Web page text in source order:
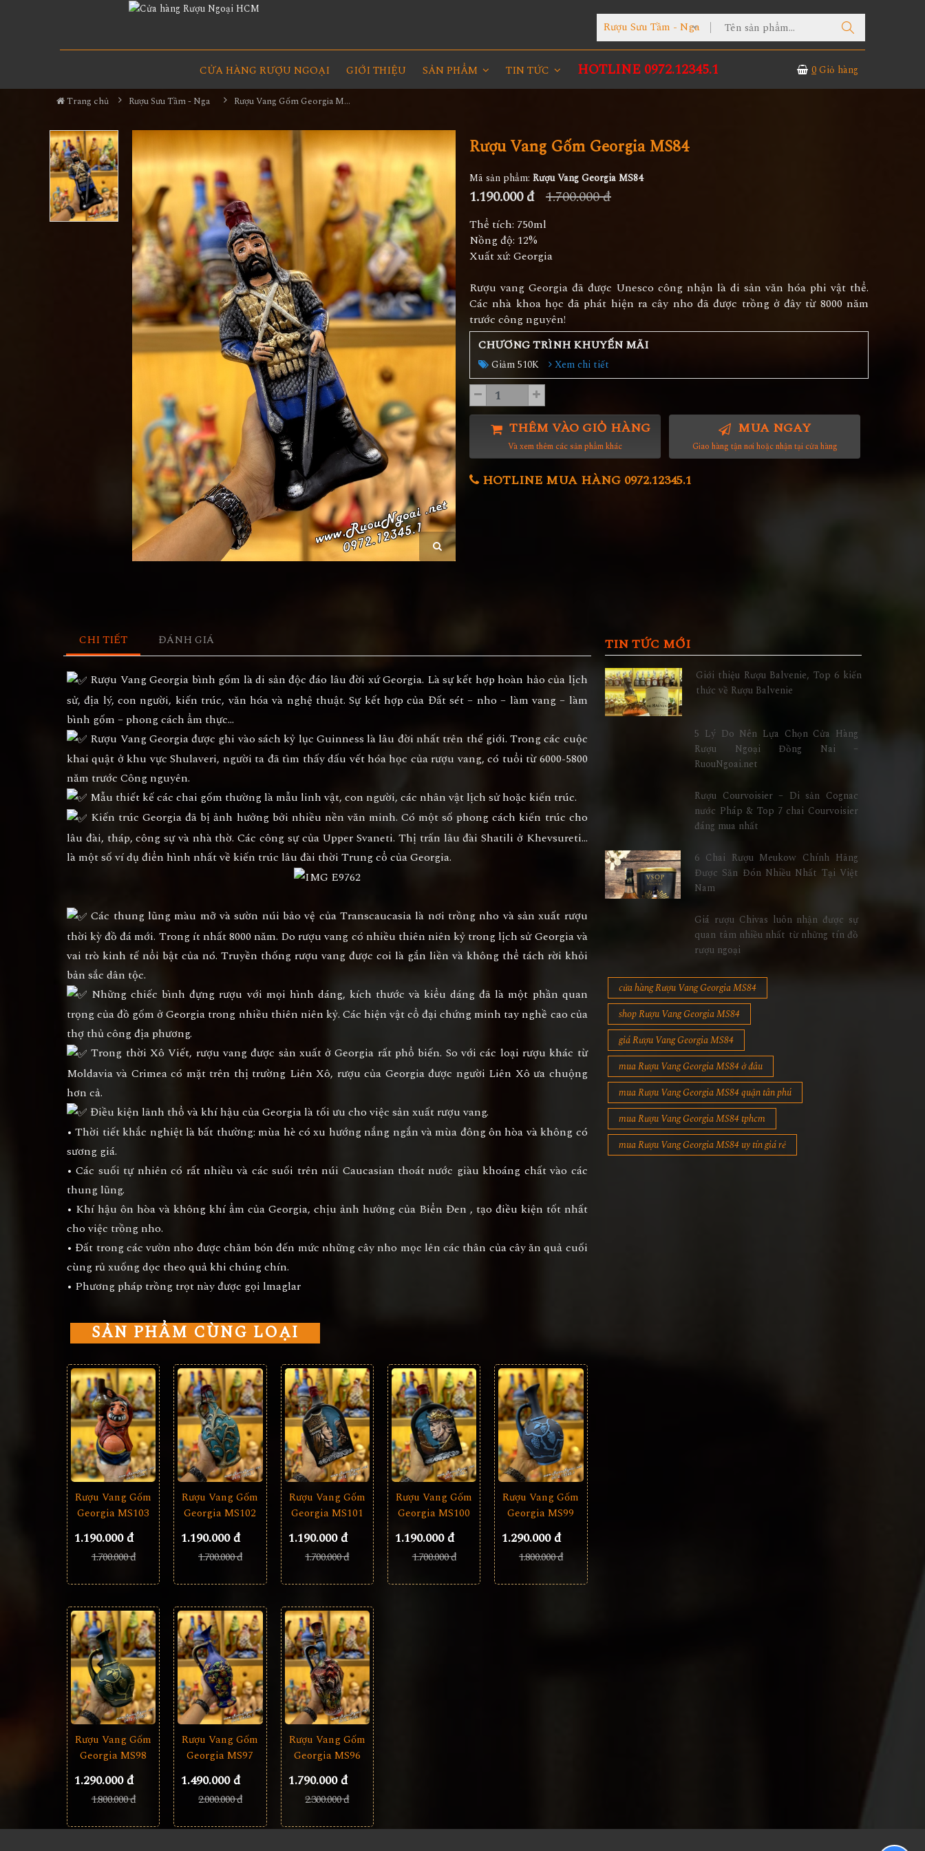
Rượu Sưu Tầm - Nga
CỬA HÀNG RƯỢU NGOẠI GIỚI THIỆU SẢN PHẨM TIN TỨC HOTLINE 0972.12345.1 0Giỏ hàng
Trang chủ Rượu Sưu Tầm - Nga Rượu Vang Gốm Georgia MS84
Rượu Vang Gốm Georgia MS84
Mã sản phẩm: Rượu Vang Georgia MS84
1.190.000 đ 1.700.000 đ
Thể tích: 750ml
Nồng độ: 12%
Xuất xứ: Georgia
Rượu vang Georgia đã được Unesco công nhận là di sản văn hóa phi vật thể.
Các nhà khoa học đã phát hiện ra cây nho đã được trồng ở đây từ 8000 năm
trước công nguyên!
CHƯƠNG TRÌNH KHUYẾN MÃI
Giảm 510K Xem chi tiết
THÊM VÀO GIỎ HÀNG
Và xem thêm các sản phẩm khác
MUA NGAY
Giao hàng tận nơi hoặc nhận tại cửa hàng
HOTLINE MUA HÀNG 0972.12345.1
CHI TIẾT ĐÁNH GIÁ
Rượu Vang Georgia bình gốm là di sản độc đáo lâu đời xứ Georgia. Là sự kết hợp hoàn hảo của lịch
sử, địa lý, con người, kiến trúc, văn hóa và nghệ thuật. Sự kết hợp của Đất sét – nho – làm vang – làm
bình gốm – phong cách ẩm thực…
Rượu Vang Georgia được ghi vào sách kỷ lục Guinness là lâu đời nhất trên thế giới. Trong các cuộc
khai quật ở khu vực Shulaveri, người ta đã tìm thấy dấu vết hóa học của rượu vang, có tuổi từ 6000-5800
năm trước Công nguyên.
Mẫu thiết kế các chai gốm thường là mẫu linh vật, con người, các nhân vật lịch sử hoặc kiến trúc.
Kiến trúc Georgia đã bị ảnh hưởng bởi nhiều nền văn minh. Có một số phong cách kiến trúc cho
lâu đài, tháp, công sự và nhà thờ. Các công sự của Upper Svaneti. Thị trấn lâu đài Shatili ở Khevsureti…
là một số ví dụ điển hình nhất về kiến trúc lâu đài thời Trung cổ của Georgia.
Các thung lũng màu mỡ và sườn núi bảo vệ của Transcaucasia là nơi trồng nho và sản xuất rượu
thời kỳ đồ đá mới. Trong ít nhất 8000 năm. Do rượu vang có nhiều thiên niên kỷ trong lịch sử Georgia và
vai trò kinh tế nổi bật của nó. Truyền thống rượu vang được coi là gắn liền và không thể tách rời khỏi
bản sắc dân tộc.
Những chiếc bình đựng rượu với mọi hình dáng, kích thước và kiểu dáng đã là một phần quan
trọng của đồ gốm ở Georgia trong nhiều thiên niên kỷ. Các hiện vật cổ đại chứng minh tay nghề cao của
thợ thủ công địa phương.
Trong thời Xô Viết, rượu vang được sản xuất ở Georgia rất phổ biến. So với các loại rượu khác từ
Moldavia và Crimea có mặt trên thị trường Liên Xô, rượu của Georgia được người Liên Xô ưa chuộng
hơn cả.
Điều kiện lãnh thổ và khí hậu của Georgia là tối ưu cho việc sản xuất rượu vang.
• Thời tiết khắc nghiệt là bất thường: mùa hè có xu hướng nắng ngắn và mùa đông ôn hòa và không có
sương giá.
• Các suối tự nhiên có rất nhiều và các suối trên núi Caucasian thoát nước giàu khoáng chất vào các
thung lũng.
• Khí hậu ôn hòa và không khí ẩm của Georgia, chịu ảnh hưởng của Biển Đen , tạo điều kiện tốt nhất
cho việc trồng nho.
• Đất trong các vườn nho được chăm bón đến mức những cây nho mọc lên các thân của cây ăn quả cuối
cùng rủ xuống dọc theo quả khi chúng chín.
• Phương pháp trồng trọt này được gọi lmaglar
SẢN PHẨM CÙNG LOẠI
Rượu Vang Gốm
Georgia MS103
1.190.000 đ
1.700.000 đ
Rượu Vang Gốm
Georgia MS102
1.190.000 đ
1.700.000 đ
Rượu Vang Gốm
Georgia MS101
1.190.000 đ
1.700.000 đ
Rượu Vang Gốm
Georgia MS100
1.190.000 đ
1.700.000 đ
Rượu Vang Gốm
Georgia MS99
1.290.000 đ
1.800.000 đ
Rượu Vang Gốm
Georgia MS98
1.290.000 đ
1.800.000 đ
Rượu Vang Gốm
Georgia MS97
1.490.000 đ
2.000.000 đ
Rượu Vang Gốm
Georgia MS96
1.790.000 đ
2.300.000 đ
TIN TỨC MỚI
Giới thiệu Rượu Balvenie, Top 6 kiến
thức về Rượu Balvenie
5 Lý Do Nên Lựa Chọn Cửa Hàng
Rượu Ngoại Đồng Nai –
RuouNgoai.net
Rượu Courvoisier – Di sản Cognac
nước Pháp & Top 7 chai Courvoisier
đáng mua nhất
6 Chai Rượu Meukow Chính Hãng
Được Săn Đón Nhiều Nhất Tại Việt
Nam
Giá rượu Chivas luôn nhận được sự
quan tâm nhiều nhất từ những tín đồ
rượu ngoại
cửa hàng Rượu Vang Georgia MS84
shop Rượu Vang Georgia MS84
giá Rượu Vang Georgia MS84
mua Rượu Vang Georgia MS84 ở đâu
mua Rượu Vang Georgia MS84 quận tân phú
mua Rượu Vang Georgia MS84 tphcm
mua Rượu Vang Georgia MS84 uy tín giá rẻ